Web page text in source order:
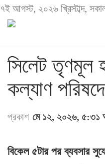
৭ই আগস্ট, ২০২৬ খ্রিস্টাব্দ,
সিলেট তৃণমূল
কল্যাণ
প্রকাশ মে ১২, ২০২৬, ৫:৩১
বিকেল ৫টার পর ব্যবসার